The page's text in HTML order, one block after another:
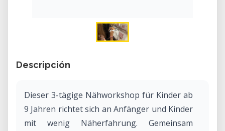
Descripción
Dieser 3-tägige Nähworkshop für Kinder ab
9 Jahren richtet sich an Anfänger und Kinder
mit wenig Näherfahrung. Gemeinsam